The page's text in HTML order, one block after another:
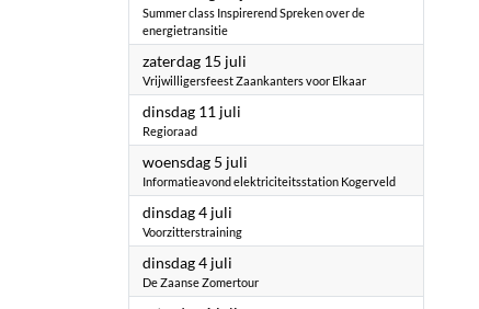
Summer class Inspirerend Spreken over de
energietransitie
zaterdag 15 juli
Vrijwilligersfeest Zaankanters voor Elkaar
dinsdag 11 juli
Regioraad
woensdag 5 juli
Informatieavond elektriciteitsstation Kogerveld
dinsdag 4 juli
Voorzitterstraining
dinsdag 4 juli
De Zaanse Zomertour